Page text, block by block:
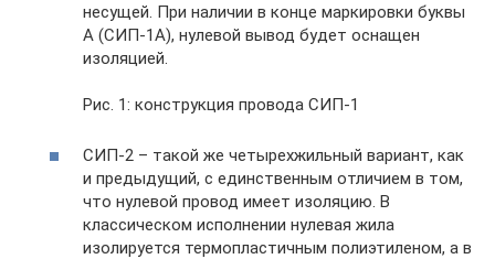
несущей. При наличии в конце маркировки буквы
А (СИП-1А), нулевой вывод будет оснащен
изоляцией.
Рис. 1: конструкция провода СИП-1
СИП-2 – такой же четырехжильный вариант, как
и предыдущий, с единственным отличием в том,
что нулевой провод имеет изоляцию. В
классическом исполнении нулевая жила
изолируется термопластичным полиэтиленом, а в